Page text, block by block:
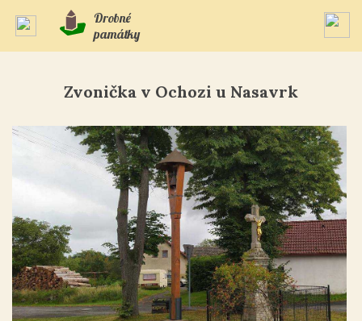
Drobné
památky
Zvonička v Ochozi u Nasavrk